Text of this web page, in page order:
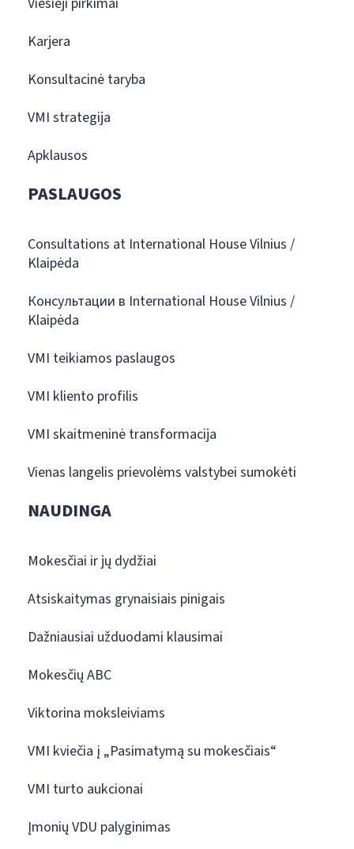
Karjera
Konsultacinė taryba
VMI strategija
Apklausos
PASLAUGOS
Consultations at International House Vilnius /
Klaipėda
Консультации в International House Vilnius /
Klaipėda
VMI teikiamos paslaugos
VMI kliento profilis
VMI skaitmeninė transformacija
Vienas langelis prievolėms valstybei sumokėti
NAUDINGA
Mokesčiai ir jų dydžiai
Atsiskaitymas grynaisiais pinigais
Dažniausiai užduodami klausimai
Mokesčių ABC
Viktorina moksleiviams
VMI kviečia į „Pasimatymą su mokesčiais“
VMI turto aukcionai
Įmonių VDU palyginimas